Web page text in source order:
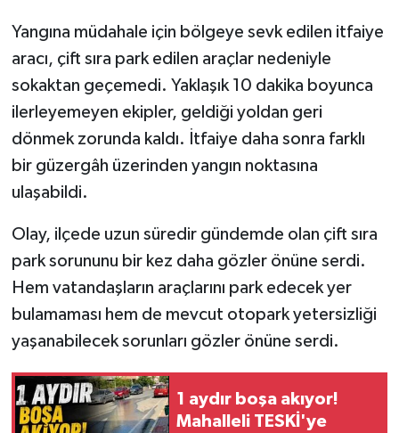
Yangına müdahale için bölgeye sevk edilen itfaiye
aracı, çift sıra park edilen araçlar nedeniyle
sokaktan geçemedi. Yaklaşık 10 dakika boyunca
ilerleyemeyen ekipler, geldiği yoldan geri
dönmek zorunda kaldı. İtfaiye daha sonra farklı
bir güzergâh üzerinden yangın noktasına
ulaşabildi.
Olay, ilçede uzun süredir gündemde olan çift sıra
park sorununu bir kez daha gözler önüne serdi.
Hem vatandaşların araçlarını park edecek yer
bulamaması hem de mevcut otopark yetersizliği
yaşanabilecek sorunları gözler önüne serdi.
1 aydır boşa akıyor!
Mahalleli TESKİ'ye